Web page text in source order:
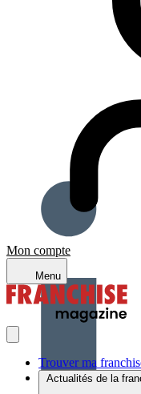
Mon compte
Menu
Trouver ma
Actualités de la